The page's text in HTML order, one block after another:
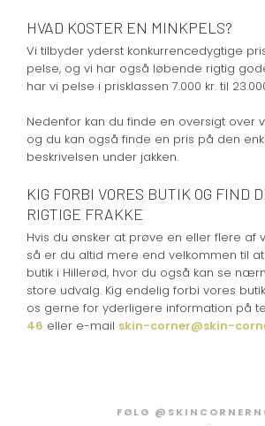
HVAD KOSTER EN MINKPELS?
Vi tilbyder yderst konkurrencedygtige
pelse, og vi har også løbende rigtig
har vi pelse i prisklassen 7.000 kr. til
Nedenfor kan du finde en oversigt over
og du kan også finde en pris på den
beskrivelsen under jakken.
KIG FORBI VORES BUTIK OG FIND
RIGTIGE FRAKKE
Hvis du ønsker at prøve en eller flere af
så er du altid mere end velkommen til
butik i Hillerød, hvor du også kan se
store udvalg. Kig endelig forbi vores
os gerne for yderligere information på
46 eller e-mail skin-corner@skin-
FØLG